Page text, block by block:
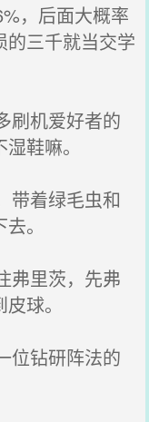
，后面大概率
的三千就当交学
刷机爱好者的
鞋嘛。
带着绿毛虫和
。
弗里茨，先弗
球。
位钻研阵法的